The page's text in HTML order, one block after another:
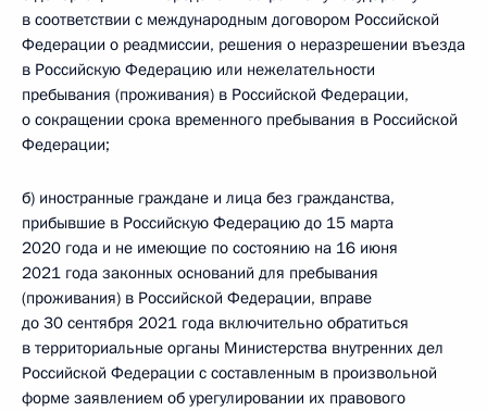
в соответствии с международным договором Российской
Федерации о реадмиссии, решения о неразрешении въезда
в Российскую Федерацию или нежелательности
пребывания (проживания) в Российской Федерации,
о сокращении срока временного пребывания в Российской
Федерации;
б) иностранные граждане и лица без гражданства,
прибывшие в Российскую Федерацию до 15 марта
2020 года и не имеющие по состоянию на 16 июня
2021 года законных оснований для пребывания
(проживания) в Российской Федерации, вправе
до 30 сентября 2021 года включительно обратиться
в территориальные органы Министерства внутренних дел
Российской Федерации с составленным в произвольной
форме заявлением об урегулировании их правового